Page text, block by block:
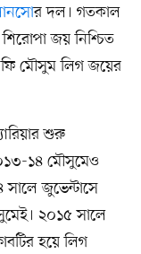
র দল। গতকাল
জয় নিশ্চিত
ফি মৌসুম লিগ জয়ের
শুরু
১৪ মৌসুমেও
জুভেন্টাসে
২০১৫ সালে
হয়ে লিগ